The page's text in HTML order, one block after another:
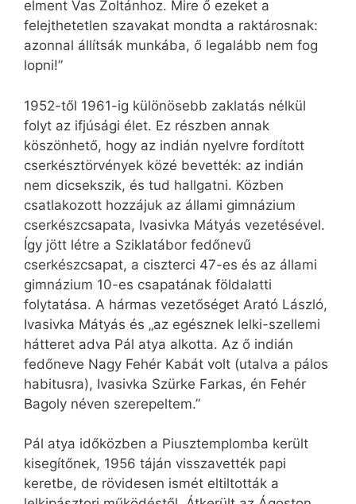
elment Vas Zoltánhoz. Mire ő ezeket a
felejthetetlen szavakat mondta a raktárosnak:
azonnal állítsák munkába, ő legalább nem fog
lopni!”
1952-től 1961-ig különösebb zaklatás nélkül
folyt az ifjúsági élet. Ez részben annak
köszönhető, hogy az indián nyelvre fordított
cserkésztörvények közé bevették: az indián
nem dicsekszik, és tud hallgatni. Közben
csatlakozott hozzájuk az állami gimnázium
cserkészcsapata, Ivasivka Mátyás vezetésével.
Így jött létre a Sziklatábor fedőnevű
cserkészcsapat, a ciszterci 47-es és az állami
gimnázium 10-es csapatának földalatti
folytatása. A hármas vezetőséget Arató László,
Ivasivka Mátyás és „az egésznek lelki-szellemi
hátteret adva Pál atya alkotta. Az ő indián
fedőneve Nagy Fehér Kabát volt (utalva a pálos
habitusra), Ivasivka Szürke Farkas, én Fehér
Bagoly néven szerepeltem.”
Pál atya időközben a Piusztemplomba került
kisegítőnek, 1956 táján visszavették papi
keretbe, de rövidesen ismét eltiltották a